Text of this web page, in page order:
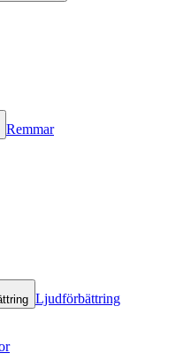
Remmar
Ljudförbättring